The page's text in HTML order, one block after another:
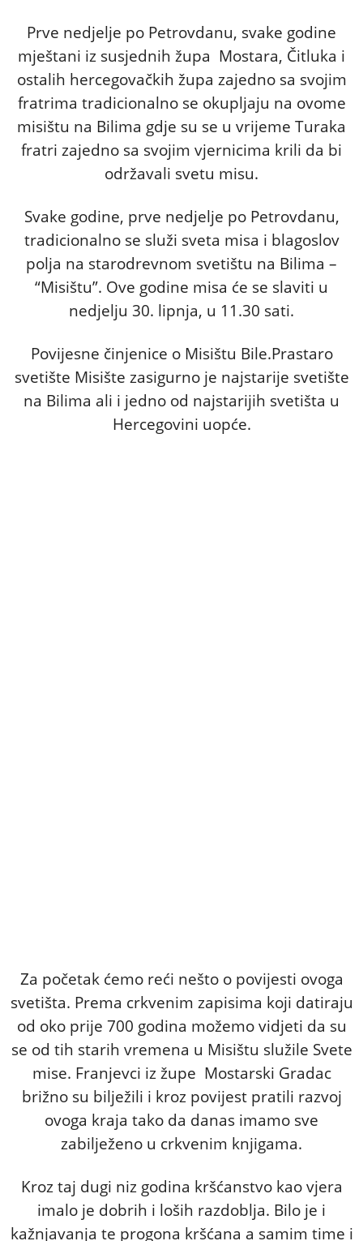
Prve nedjelje po Petrovdanu, svake godine
mještani iz susjednih župa Mostara, Čitluka i
ostalih hercegovačkih župa zajedno sa svojim
fratrima tradicionalno se okupljaju na ovome
misištu na Bilima gdje su se u vrijeme Turaka
fratri zajedno sa svojim vjernicima krili da bi
održavali svetu misu.
Svake godine, prve nedjelje po Petrovdanu,
tradicionalno se služi sveta misa i blagoslov
polja na starodrevnom svetištu na Bilima –
“Misištu”. Ove godine misa će se slaviti u
nedjelju 30. lipnja, u 11.30 sati.
Povijesne činjenice o Misištu Bile.Prastaro
svetište Misište zasigurno je najstarije svetište
na Bilima ali i jedno od najstarijih svetišta u
Hercegovini uopće.
Za početak ćemo reći nešto o povijesti ovoga
svetišta. Prema crkvenim zapisima koji datiraju
od oko prije 700 godina možemo vidjeti da su
se od tih starih vremena u Misištu služile Svete
mise. Franjevci iz župe Mostarski Gradac
brižno su bilježili i kroz povijest pratili razvoj
ovoga kraja tako da danas imamo sve
zabilježeno u crkvenim knjigama.
Kroz taj dugi niz godina kršćanstvo kao vjera
imalo je dobrih i loših razdoblja. Bilo je i
kažnjavanja te progona kršćana a samim time i